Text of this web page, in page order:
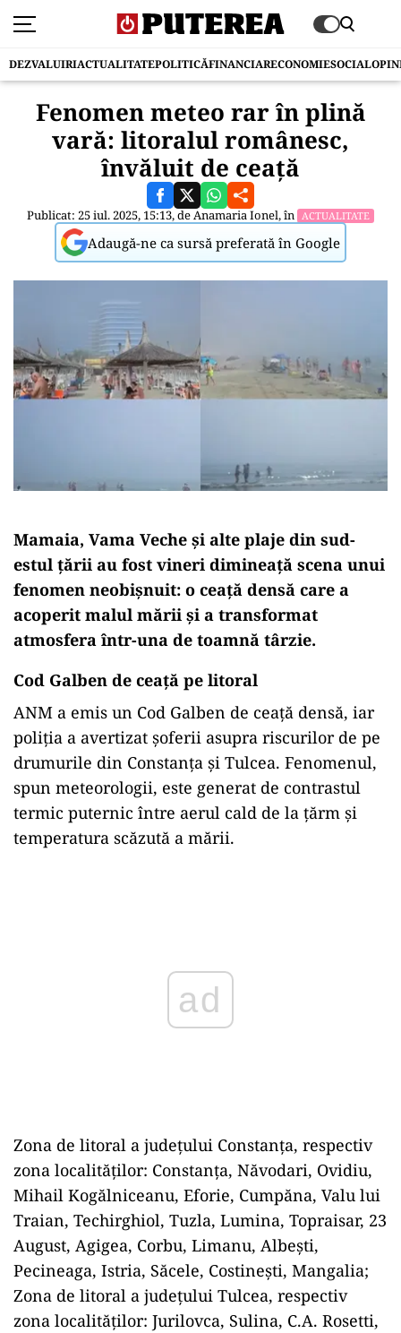
DEZVALUIRIACTUALITATEPOLITICĂFINANCIARECONOMIESOCIAL
Fenomen meteo rar în plină
vară: litoralul românesc,
învăluit de ceață
Publicat: 25 iul. 2025, 15:13, deAnamaria Ionel, în ACTUALITATE
Adaugă-ne ca sursă preferată în Google
Mamaia, Vama Veche și alte plaje din sud-
estul țării au fost vineri dimineață scena unui
fenomen neobișnuit: o ceață densă care a
acoperit malul mării și a transformat
atmosfera într-una de toamnă târzie.
Cod Galben de ceaţă pe litoral
ANM a emis un Cod Galben de ceață densă, iar
poliția a avertizat șoferii asupra riscurilor de pe
drumurile din Constanța și Tulcea. Fenomenul,
spun meteorologii, este generat de contrastul
termic puternic între aerul cald de la țărm și
temperatura scăzută a mării.
Zona de litoral a judeţului Constanţa, respectiv
zona localităţilor: Constanţa, Năvodari, Ovidiu,
Mihail Kogălniceanu, Eforie, Cumpăna, Valu lui
Traian, Techirghiol, Tuzla, Lumina, Topraisar, 23
August, Agigea, Corbu, Limanu, Albeşti,
Pecineaga, Istria, Săcele, Costineşti, Mangalia;
Zona de litoral a judeţului Tulcea, respectiv
zona localităţilor: Jurilovca, Sulina, C.A. Rosetti,